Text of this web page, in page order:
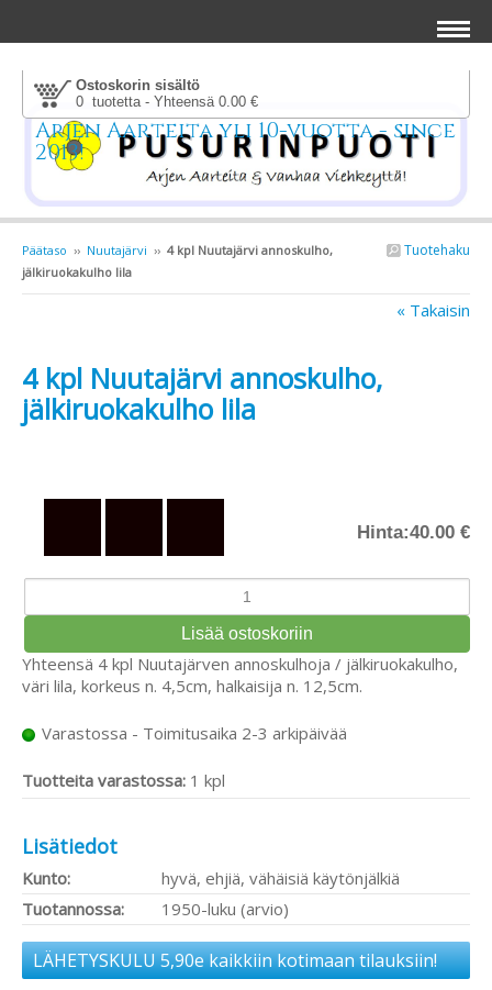
Ostoskorin sisältö
0 tuotetta - Yhteensä 0.00 €
Arjen Aarteita yli 10-vuotta - since
2013!
Tuotehaku
Päätaso ›› Nuutajärvi ›› 4 kpl Nuutajärvi annoskulho,
jälkiruokakulho lila
« Takaisin
4 kpl Nuutajärvi annoskulho,
jälkiruokakulho lila
Hinta:40.00 €
Yhteensä 4 kpl Nuutajärven annoskulhoja / jälkiruokakulho,
väri lila, korkeus n. 4,5cm, halkaisija n. 12,5cm.
Varastossa - Toimitusaika 2-3 arkipäivää
Tuotteita varastossa: 1 kpl
Lisätiedot
Kunto:
hyvä, ehjiä, vähäisiä käytönjälkiä
Tuotannossa:
1950-luku (arvio)
LÄHETYSKULU 5,90e kaikkiin kotimaan tilauksiin!